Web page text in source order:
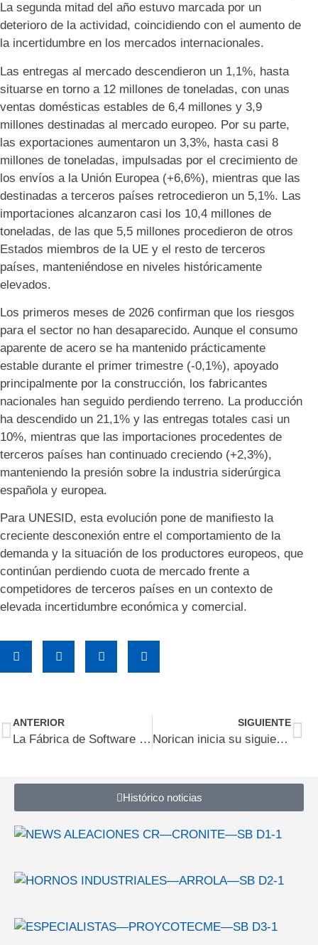
La segunda mitad del año estuvo marcada por un
deterioro de la actividad, coincidiendo con el aumento de
la incertidumbre en los mercados internacionales.
Las entregas al mercado descendieron un 1,1%, hasta
situarse en torno a 12 millones de toneladas, con unas
ventas domésticas estables de 6,4 millones y 3,9
millones destinadas al mercado europeo. Por su parte,
las exportaciones aumentaron un 3,3%, hasta casi 8
millones de toneladas, impulsadas por el crecimiento de
los envíos a la Unión Europea (+6,6%), mientras que las
destinadas a terceros países retrocedieron un 5,1%. Las
importaciones alcanzaron casi los 10,4 millones de
toneladas, de las que 5,5 millones procedieron de otros
Estados miembros de la UE y el resto de terceros
países, manteniéndose en niveles históricamente
elevados.
Los primeros meses de 2026 confirman que los riesgos
para el sector no han desaparecido. Aunque el consumo
aparente de acero se ha mantenido prácticamente
estable durante el primer trimestre (-0,1%), apoyado
principalmente por la construcción, los fabricantes
nacionales han seguido perdiendo terreno. La producción
ha descendido un 21,1% y las entregas totales casi un
10%, mientras que las importaciones procedentes de
terceros países han continuado creciendo (+2,3%),
manteniendo la presión sobre la industria siderúrgica
española y europea.
Para UNESID, esta evolución pone de manifiesto la
creciente desconexión entre el comportamiento de la
demanda y la situación de los productores europeos, que
continúan perdiendo cuota de mercado frente a
competidores de terceros países en un contexto de
elevada incertidumbre económica y comercial.
ANTERIOR
La Fábrica de Software inaugura sus nuevas instalaciones en Fuenlabrada y reúne a más de 120 profesionales de distintos países en su jornada Open Day
SIGUIENTE
Norican inicia su siguiente fase de crecimiento con la llegada de Thomas Körmendi como CEO
Histórico noticias